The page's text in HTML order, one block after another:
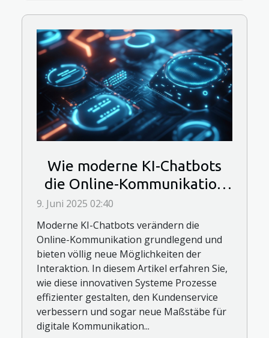
Wie moderne KI-Chatbots
die Online-Kommunikation
revolutionieren
9. Juni 2025 02:40
Moderne KI-Chatbots verändern die
Online-Kommunikation grundlegend und
bieten völlig neue Möglichkeiten der
Interaktion. In diesem Artikel erfahren Sie,
wie diese innovativen Systeme Prozesse
effizienter gestalten, den Kundenservice
verbessern und sogar neue Maßstäbe für
digitale Kommunikation...